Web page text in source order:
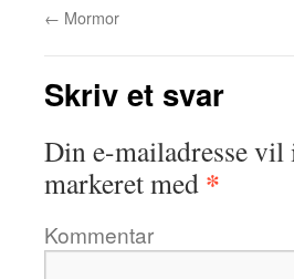
← Mormor
Skriv et svar
Din e-mailadresse
markeret med *
Kommentar